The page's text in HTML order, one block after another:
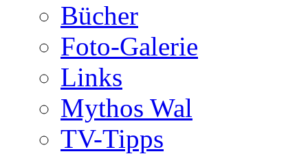
Bücher
Foto-Galerie
Links
Mythos Wal
TV-Tipps